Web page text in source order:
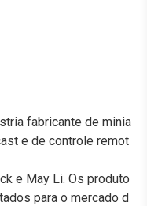
fabricante de minia
e de controle remot
e May Li. Os produto
para o mercado d